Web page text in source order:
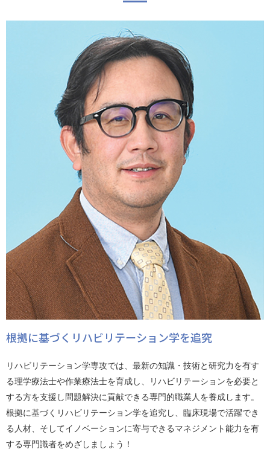
根拠に基づくリハビリテーション学を追究
リハビリテーション学専攻では、最新の知識・技術と研究力を有す
る理学療法士や作業療法士を育成し、リハビリテーションを必要と
する方を支援し問題解決に貢献できる専門的職業人を養成します。
根拠に基づくリハビリテーション学を追究し、臨床現場で活躍でき
る人材、そしてイノベーションに寄与できるマネジメント能力を有
する専門識者をめざしましょう！